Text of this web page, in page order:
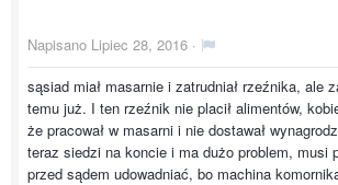
Napisano Lipiec 28, 2016 ·
sąsiad miał masarnie i zatrudniał rzeźnika, ale
temu już. I ten rzeźnik nie placił alimentów,
że pracował w masarni i nie dostawał
teraz siedzi na koncie i ma dużo problem, musi
przed sądem udowadniać, bo machina